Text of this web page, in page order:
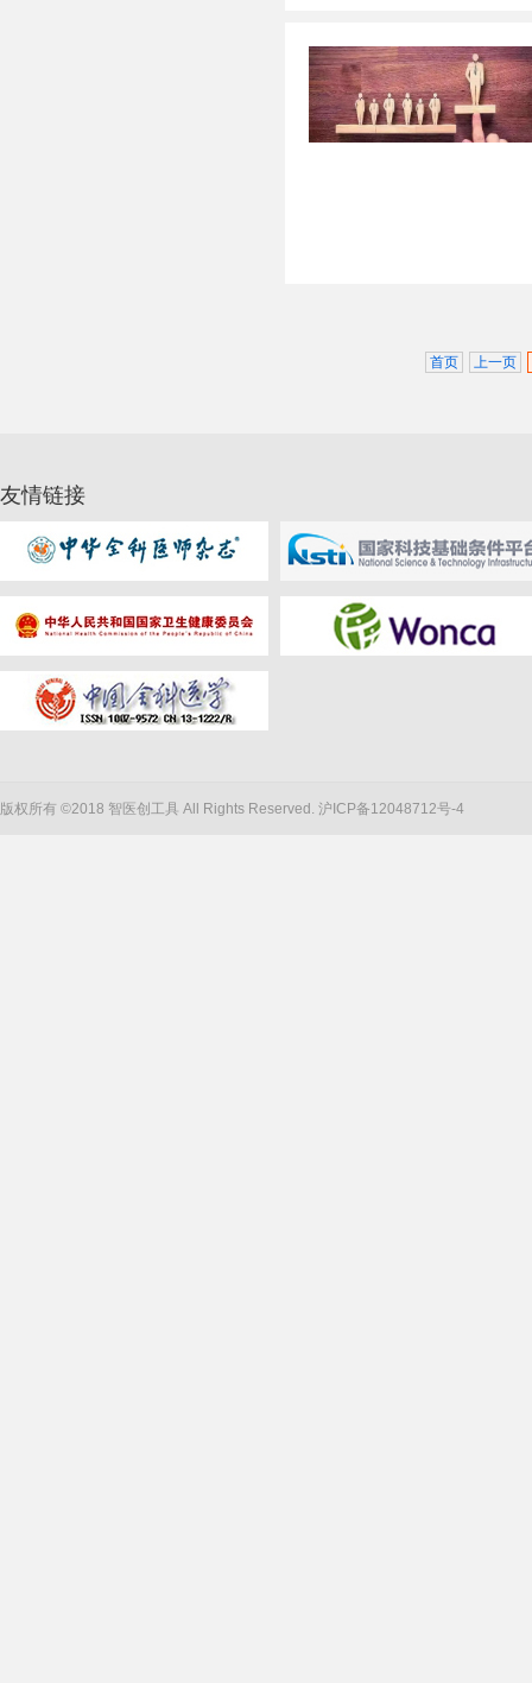
首页 上一页
友情链接
版权所有 ©2018 智医创工具 All Rights Reserved. 沪ICP备12048712号-4